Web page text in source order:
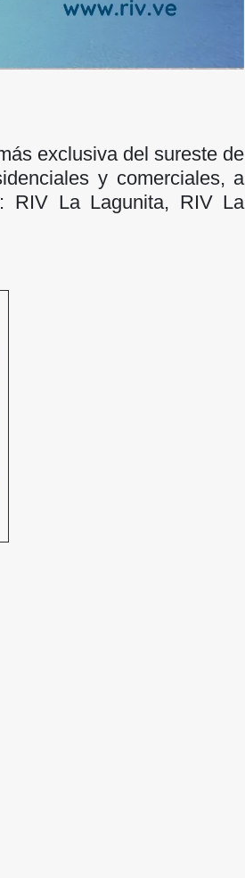
exclusiva del sureste de
y comerciales, a
RIV La Lagunita, RIV La